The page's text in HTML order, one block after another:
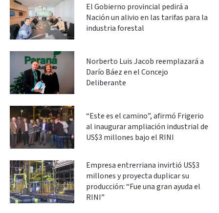
El Gobierno provincial pedirá a
Nación un alivio en las tarifas para la
industria forestal
Norberto Luis Jacob reemplazará a
Darío Báez en el Concejo
Deliberante
“Este es el camino”, afirmó Frigerio
al inaugurar ampliación industrial de
US$3 millones bajo el RINI
Empresa entrerriana invirtió US$3
millones y proyecta duplicar su
producción: “Fue una gran ayuda el
RINI”